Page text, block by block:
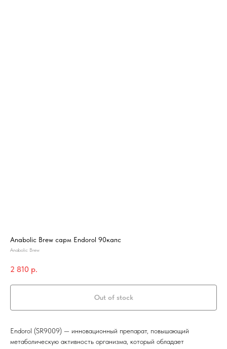
Anabolic Brew сарм Endorol 90капс
Anabolic Brew
2 810 р.
Out of stock
Endorol (SR9009) — инновационный препарат, повышающий
метаболическую активность организма, который обладает